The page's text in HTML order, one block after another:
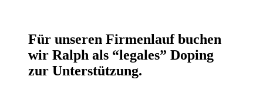
Für unseren Firmenlauf buchen
wir Ralph als “legales” Doping
zur Unterstützung.